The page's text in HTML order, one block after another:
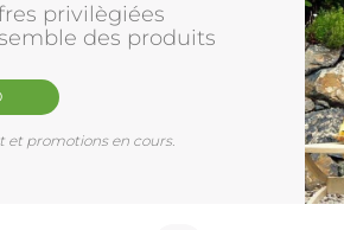
privilègiées
des produits
et promotions en cours.